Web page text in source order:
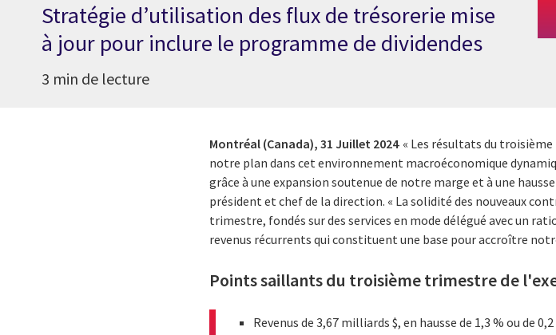
Stratégie d’utilisation des flux de trésorerie mise
à jour pour inclure le programme de dividendes
3 min de lecture
Montréal (Canada), 31 Juillet 2024 « Les résultats du
notre plan dans cet environnement macroéconomique
grâce à une expansion soutenue de notre marge et à une
président et chef de la direction. « La solidité des nouveaux
trimestre, fondés sur des services en mode délégué avec un
revenus récurrents qui constituent une base pour accroître
Points saillants du troisième trimestre de
Revenus de 3,67 milliards $, en hausse de 1,3 % ou de